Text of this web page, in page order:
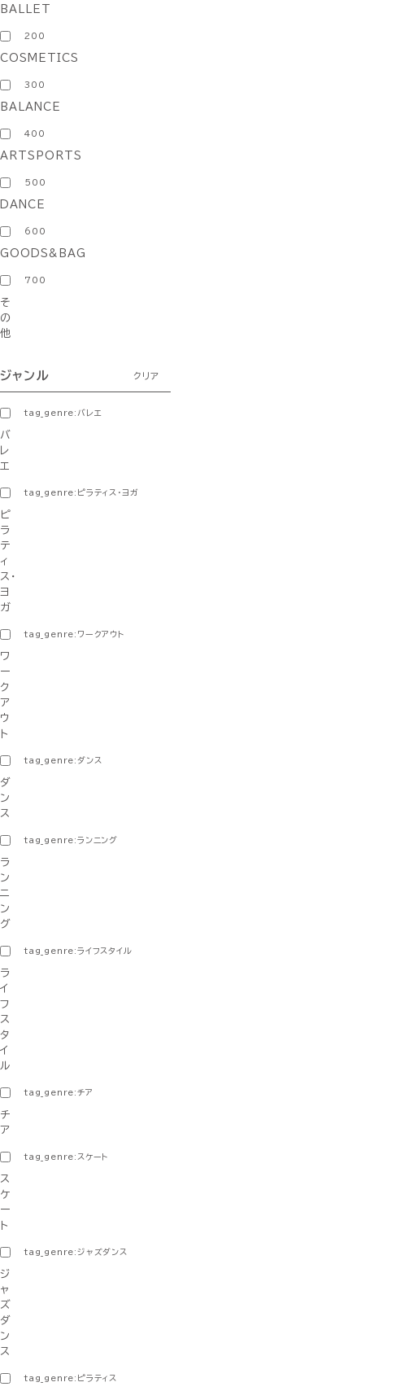
BALLET
200
COSMETICS
300
BALANCE
400
ARTSPORTS
500
DANCE
600
GOODS&BAG
700
そ
の
他
ジャンル クリア
tag_genre:バレエ
バ
レ
エ
tag_genre:ピラティス・ヨガ
ピ
ラ
テ
ィ
ス・
ヨ
ガ
tag_genre:ワークアウト
ワ
ー
ク
ア
ウ
ト
tag_genre:ダンス
ダ
ン
ス
tag_genre:ランニング
ラ
ン
ニ
ン
グ
tag_genre:ライフスタイル
ラ
イ
フ
ス
タ
イ
ル
tag_genre:チア
チ
ア
tag_genre:スケート
ス
ケ
ー
ト
tag_genre:ジャズダンス
ジ
ャ
ズ
ダ
ン
ス
tag_genre:ピラティス